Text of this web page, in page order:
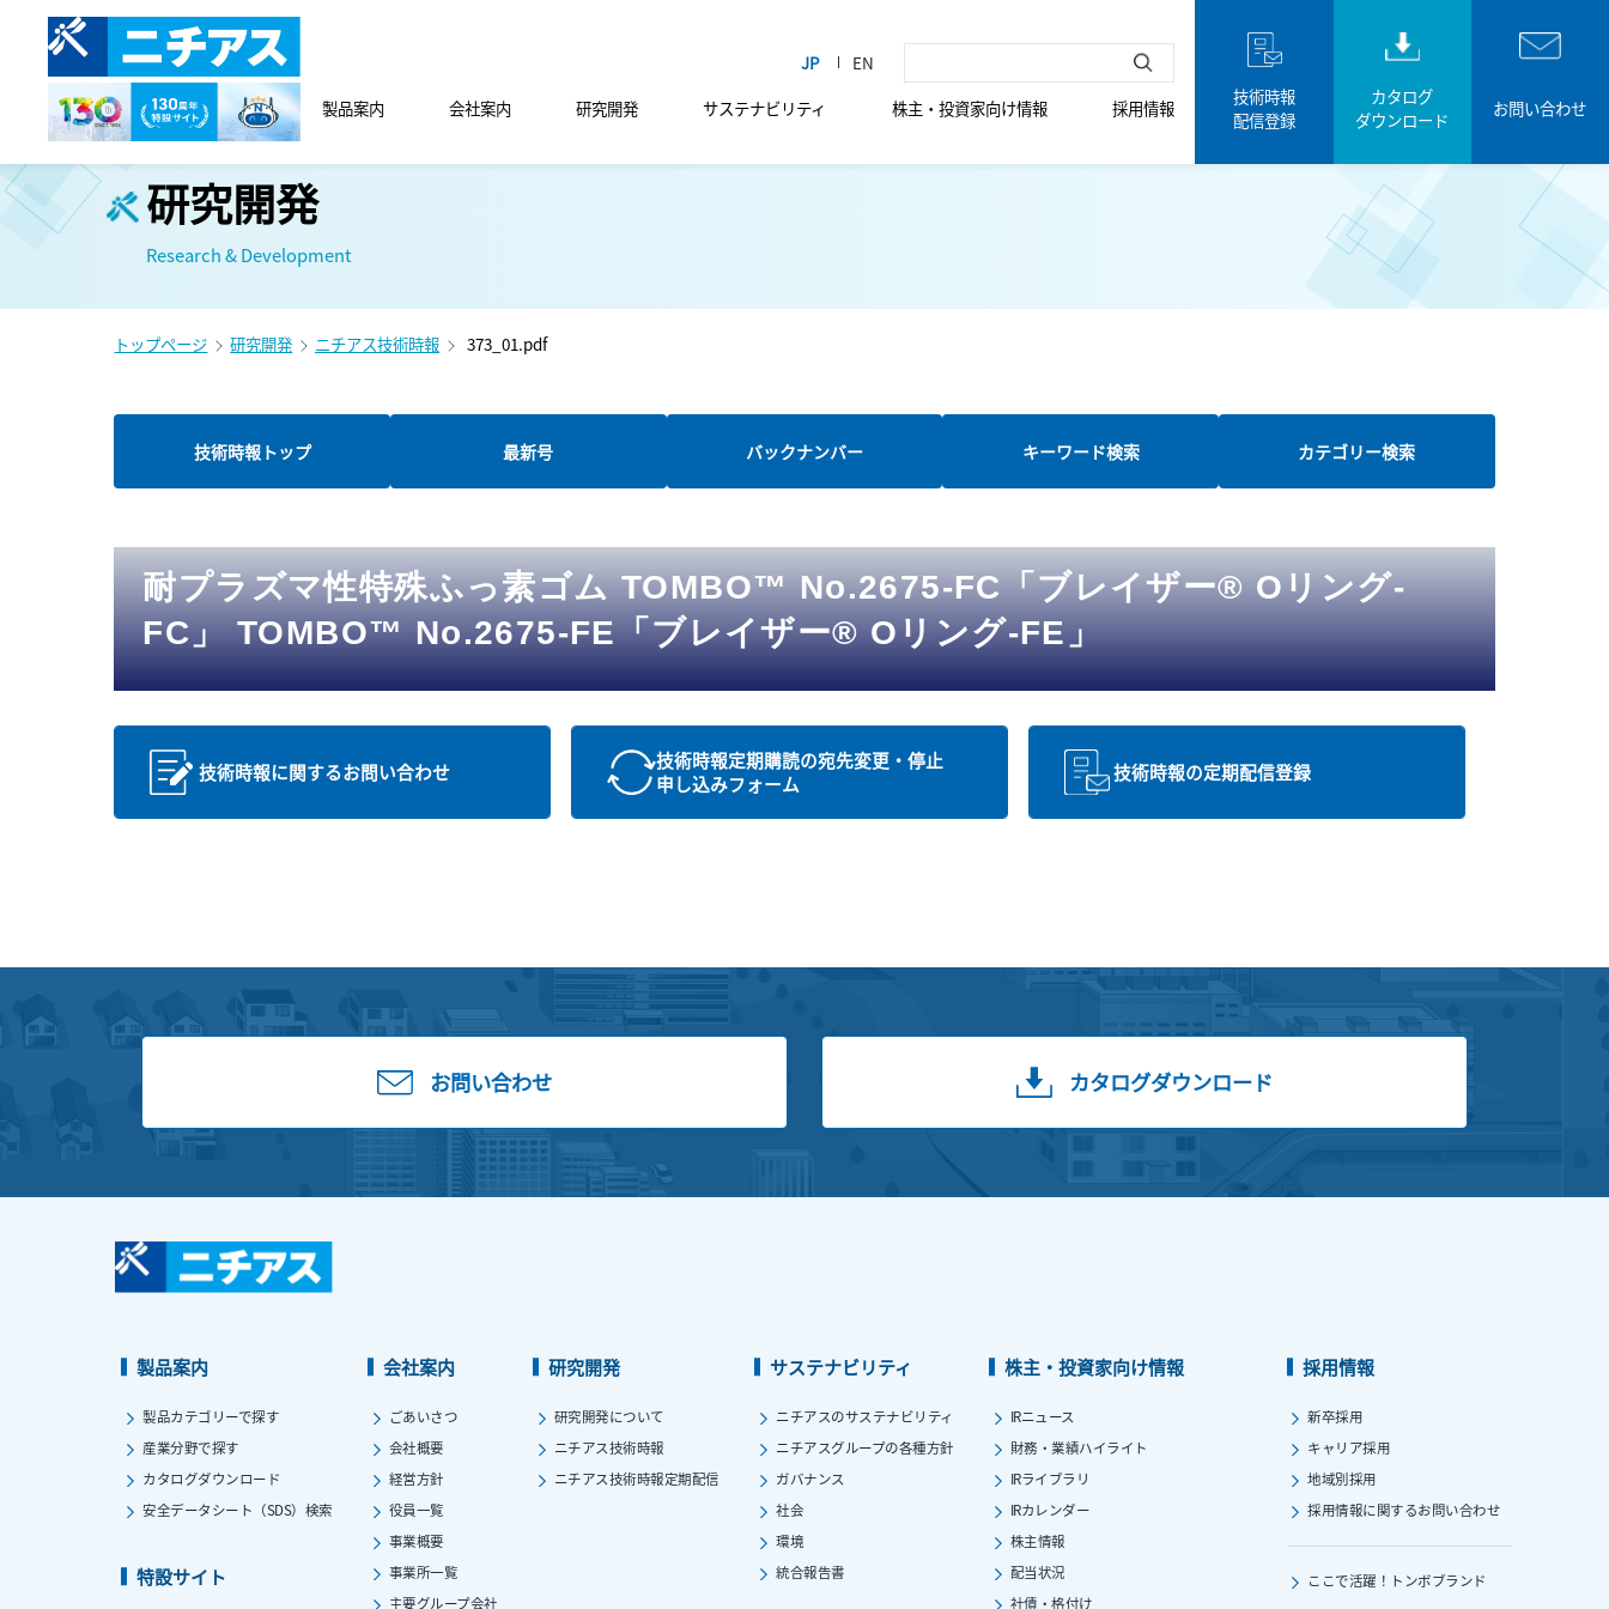
製品案内 会社案内 研究開発 サステナビリティ 株主・投資家向け情報 採用情報
技術時報
配信登録
カタログ
ダウンロード
お問い合わせ
研究開発
Research & Development
トップページ 研究開発 ニチアス技術時報 373_01.pdf
技術時報トップ 最新号 バックナンバー キーワード検索 カテゴリー検索
耐プラズマ性特殊ふっ素ゴム TOMBO™ No.2675-FC「ブレイザー® Oリング-
FC」 TOMBO™ No.2675-FE「ブレイザー® Oリング-FE」
技術時報に関するお問い合わせ
技術時報定期購読の宛先変更・停止
申し込みフォーム
技術時報の定期配信登録
お問い合わせ カタログダウンロード
製品案内
製品カテゴリーで探す
産業分野で探す
カタログダウンロード
安全データシート（SDS）検索
特設サイト
会社案内
ごあいさつ
会社概要
経営方針
役員一覧
事業概要
事業所一覧
主要グループ会社
研究開発
研究開発について
ニチアス技術時報
ニチアス技術時報定期配信
サステナビリティ
ニチアスのサステナビリティ
ニチアスグループの各種方針
ガバナンス
社会
環境
統合報告書
株主・投資家向け情報
IRニュース
財務・業績ハイライト
IRライブラリ
IRカレンダー
株主情報
配当状況
社債・格付け
採用情報
新卒採用
キャリア採用
地域別採用
採用情報に関するお問い合わせ
ここで活躍！ トンボブランド